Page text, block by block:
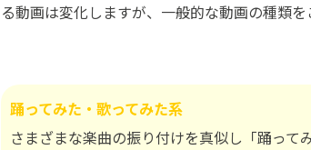
る動画は変化しますが、一般的な動画の種類を
踊ってみた・歌ってみた系
さまざまな楽曲の振り付けを真似し「踊っ